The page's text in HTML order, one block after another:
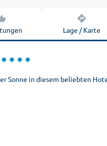
Lage / Karte
Sonne in diesem beliebten